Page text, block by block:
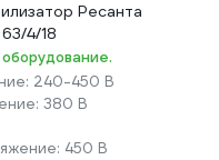
Ресанта
4/18
240-450 В
380 В
450 В